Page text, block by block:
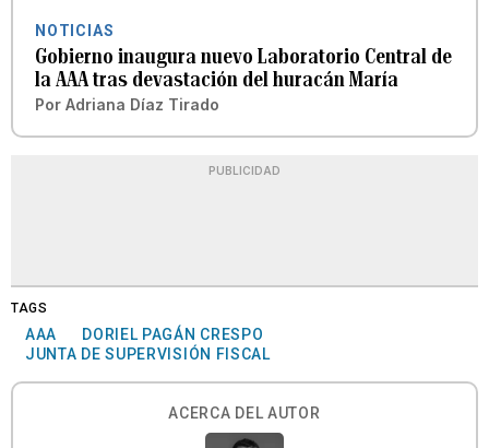
NOTICIAS
Gobierno inaugura nuevo Laboratorio Central de
la AAA tras devastación del huracán María
Por Adriana Díaz Tirado
PUBLICIDAD
TAGS
AAA
DORIEL PAGÁN CRESPO
JUNTA DE SUPERVISIÓN FISCAL
ACERCA DEL AUTOR